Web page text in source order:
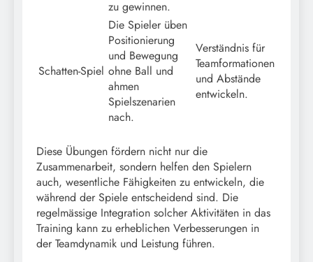
zu gewinnen.
Schatten-Spiel
Die Spieler üben
Positionierung
und Bewegung
ohne Ball und
ahmen
Spielszenarien
nach.
Verständnis für
Teamformationen
und Abstände
entwickeln.
Diese Übungen fördern nicht nur die
Zusammenarbeit, sondern helfen den Spielern
auch, wesentliche Fähigkeiten zu entwickeln, die
während der Spiele entscheidend sind. Die
regelmässige Integration solcher Aktivitäten in das
Training kann zu erheblichen Verbesserungen in
der Teamdynamik und Leistung führen.